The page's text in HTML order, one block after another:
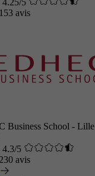
4.25/5
153 avis
Business School - Lille
4.3/5
230 avis